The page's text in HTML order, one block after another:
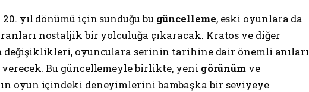
20. yıl dönümü için sunduğu bu güncelleme, eski oyunlara da
nostaljik bir yolculuğa çıkaracak. Kratos ve diğer
değişiklikleri, oyunculara serinin tarihine dair önemli anıları
verecek. Bu güncellemeyle birlikte, yeni görünüm ve
oyun içindeki deneyimlerini bambaşka bir seviyeye